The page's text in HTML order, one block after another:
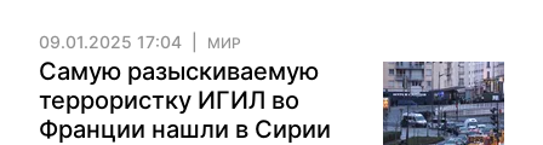
09.01.2025 17:04 МИР
Самую разыскиваемую
террористку ИГИЛ во
Франции нашли в Сирии